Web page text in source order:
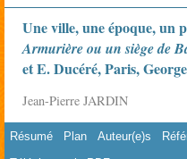
Une ville, une époque,
Armurière ou un siège de
et E. Ducéré, Paris,
Jean-Pierre JARDIN
Résumé Plan Auteur(e)s